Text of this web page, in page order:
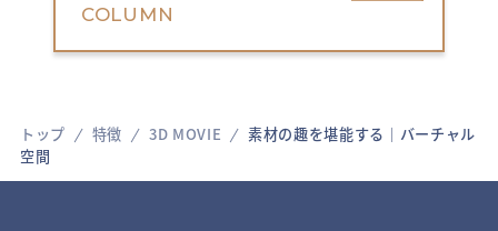
トップ 特徴 3D MOVIE
素材の趣を堪能する｜バーチャル
空間
COLUMN